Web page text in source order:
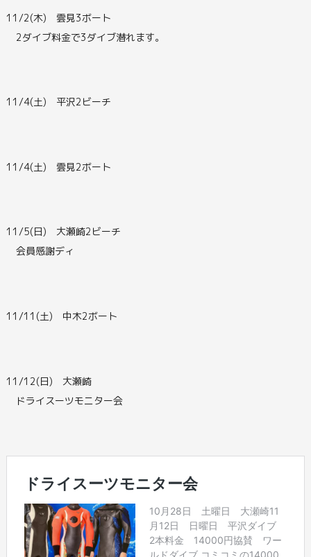
11/2(木) 雲見3ボート
2ダイブ料金で3ダイブ潜れます。
11/4(土) 平沢2ビーチ
11/4(土) 雲見2ボート
11/5(日) 大瀬崎2ビーチ
会員感謝ディ
11/11(土) 中木2ボート
11/12(日) 大瀬崎
ドライスーツモニター会